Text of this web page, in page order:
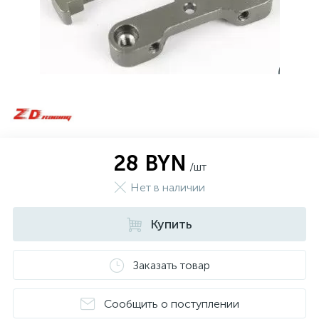
28 BYN /шт
Нет в наличии
Купить
Заказать товар
Сообщить о поступлении